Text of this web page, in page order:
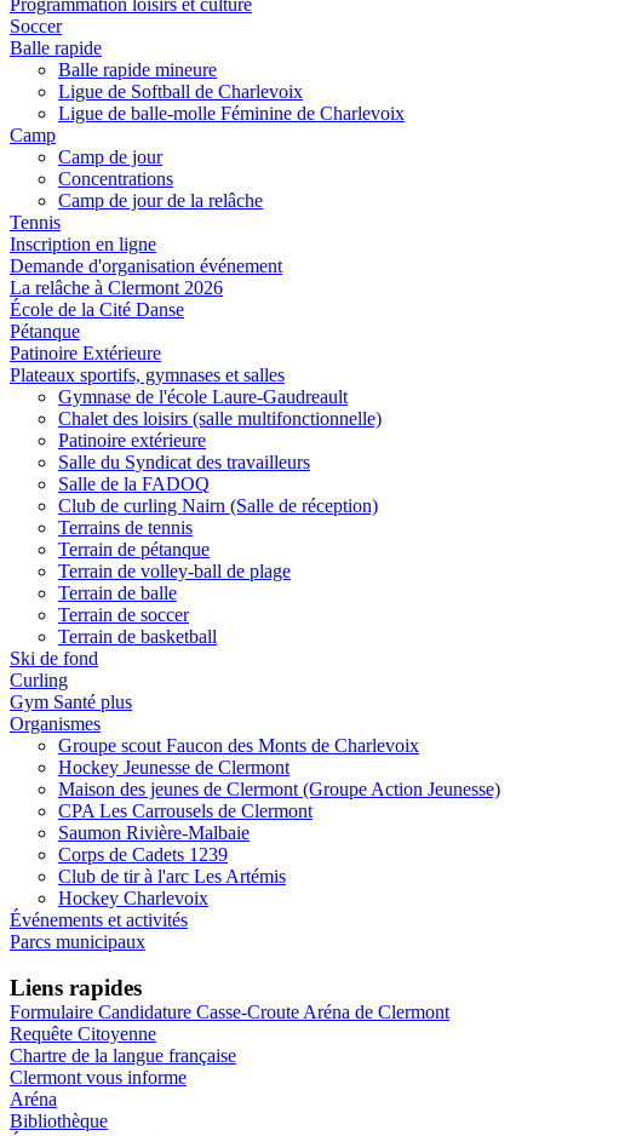
Soccer
Balle rapide
Balle rapide mineure
Ligue de Softball de Charlevoix
Ligue de balle-molle Féminine de Charlevoix
Camp
Camp de jour
Concentrations
Camp de jour de la relâche
Tennis
Inscription en ligne
Demande d'organisation événement
La relâche à Clermont 2026
École de la Cité Danse
Pétanque
Patinoire Extérieure
Plateaux sportifs, gymnases et salles
Gymnase de l'école Laure-Gaudreault
Chalet des loisirs (salle multifonctionnelle)
Patinoire extérieure
Salle du Syndicat des travailleurs
Salle de la FADOQ
Club de curling Nairn (Salle de réception)
Terrains de tennis
Terrain de pétanque
Terrain de volley-ball de plage
Terrain de balle
Terrain de soccer
Terrain de basketball
Ski de fond
Curling
Gym Santé plus
Organismes
Groupe scout Faucon des Monts de Charlevoix
Hockey Jeunesse de Clermont
Maison des jeunes de Clermont (Groupe Action Jeunesse)
CPA Les Carrousels de Clermont
Saumon Rivière-Malbaie
Corps de Cadets 1239
Club de tir à l'arc Les Artémis
Hockey Charlevoix
Événements et activités
Parcs municipaux
Liens rapides
Formulaire Candidature Casse-Croute Aréna de Clermont
Requête Citoyenne
Chartre de la langue française
Clermont vous informe
Aréna
Bibliothèque